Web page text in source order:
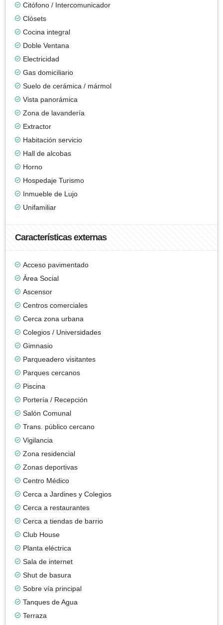
Citófono / Intercomunicador
Clósets
Cocina integral
Doble Ventana
Electricidad
Gas domiciliario
Suelo de cerámica / mármol
Vista panorámica
Zona de lavandería
Extractor
Habitación servicio
Hall de alcobas
Horno
Hospedaje Turismo
Inmueble de Lujo
Unifamiliar
Características externas
Acceso pavimentado
Área Social
Ascensor
Centros comerciales
Cerca zona urbana
Colegios / Universidades
Gimnasio
Parqueadero visitantes
Parques cercanos
Piscina
Portería / Recepción
Salón Comunal
Trans. público cercano
Vigilancia
Zona residencial
Zonas deportivas
Centro Médico
Cerca a Jardines y Colegios
Cerca a restaurantes
Cerca a tiendas de barrio
Club House
Planta eléctrica
Sala de internet
Shut de basura
Sobre vía principal
Tanques de Agua
Terraza